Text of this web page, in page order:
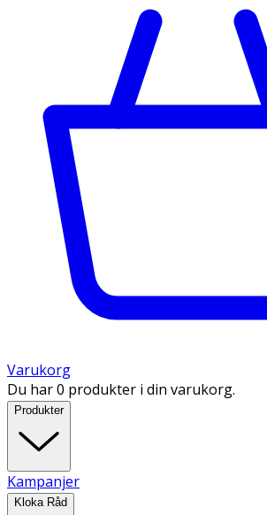
Varukorg
Du har 0 produkter i din varukorg.
Produkter
Kampanjer
Kloka Råd